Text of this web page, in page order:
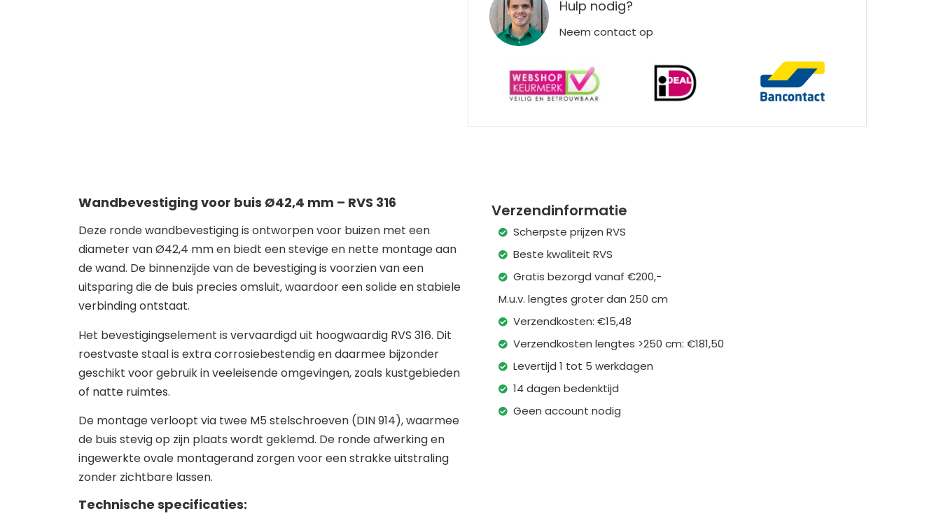
Hulp nodig?
Neem contact op
Wandbevestiging voor buis Ø42,4 mm – RVS 316
Deze ronde wandbevestiging is ontworpen voor buizen met een
diameter van Ø42,4 mm en biedt een stevige en nette montage aan
de wand. De binnenzijde van de bevestiging is voorzien van een
uitsparing die de buis precies omsluit, waardoor een solide en stabiele
verbinding ontstaat.
Het bevestigingselement is vervaardigd uit hoogwaardig RVS 316. Dit
roestvaste staal is extra corrosiebestendig en daarmee bijzonder
geschikt voor gebruik in veeleisende omgevingen, zoals kustgebieden
of natte ruimtes.
De montage verloopt via twee M5 stelschroeven (DIN 914), waarmee
de buis stevig op zijn plaats wordt geklemd. De ronde afwerking en
ingewerkte ovale montagerand zorgen voor een strakke uitstraling
zonder zichtbare lassen.
Technische specificaties:
Verzendinformatie
Scherpste prijzen RVS
Beste kwaliteit RVS
Gratis bezorgd vanaf €200,-
M.u.v. lengtes groter dan 250 cm
Verzendkosten: €15,48
Verzendkosten lengtes >250 cm: €181,50
Levertijd 1 tot 5 werkdagen
14 dagen bedenktijd
Geen account nodig